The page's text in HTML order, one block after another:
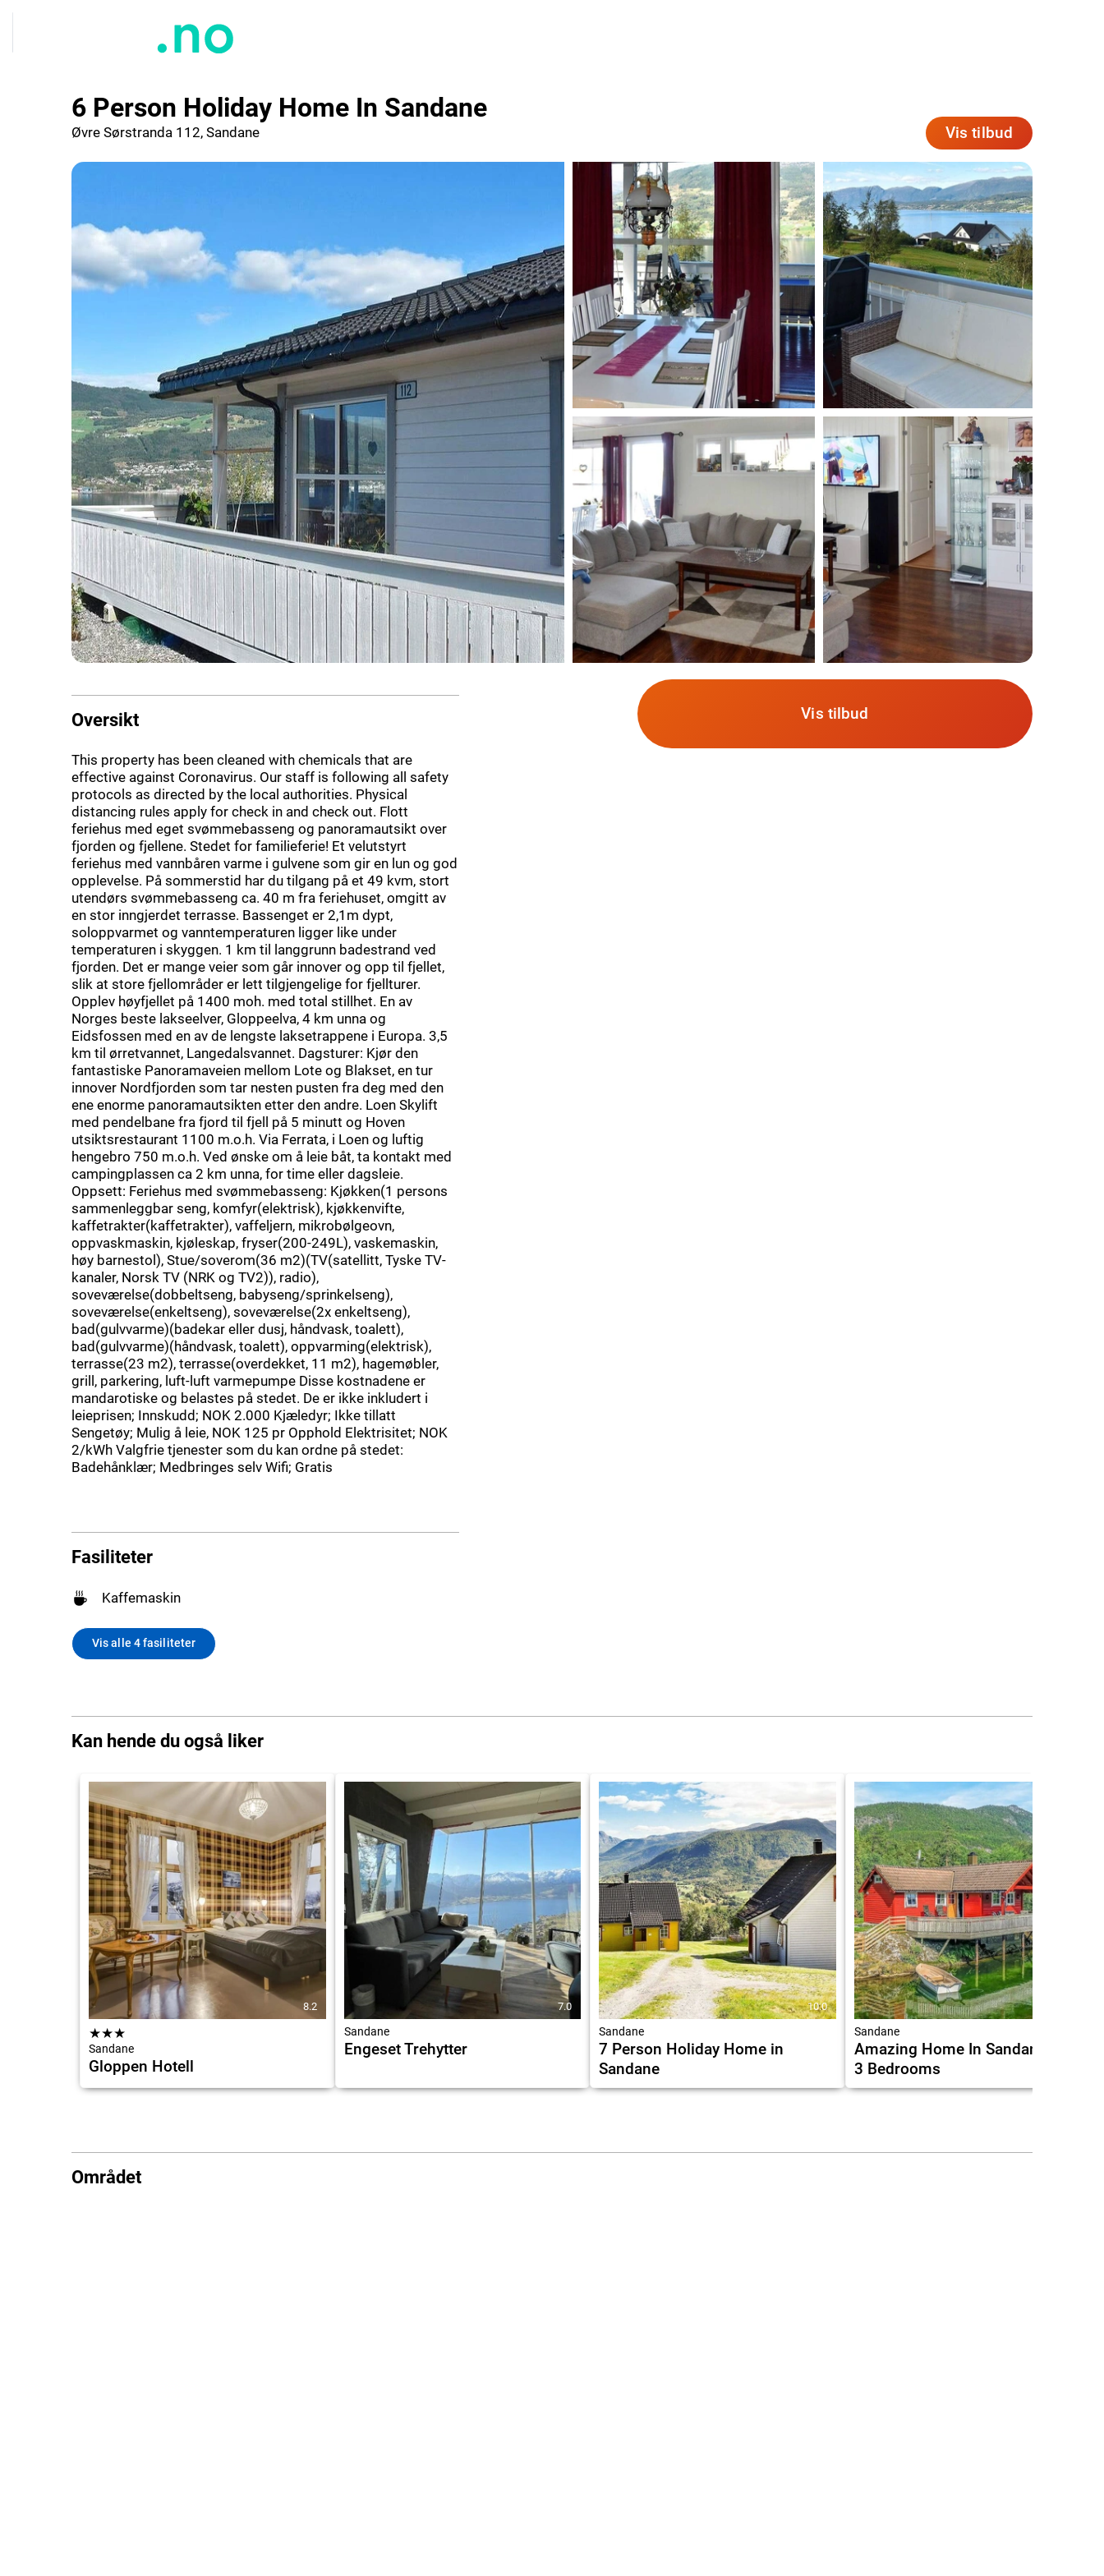
6 Person Holiday Home In Sandane
Øvre Sørstranda 112, Sandane Vis tilbud
Oversikt
This property has been cleaned with chemicals that are
effective against Coronavirus. Our staff is following all safety
protocols as directed by the local authorities. Physical
distancing rules apply for check in and check out. Flott
feriehus med eget svømmebasseng og panoramautsikt over
fjorden og fjellene. Stedet for familieferie! Et velutstyrt
feriehus med vannbåren varme i gulvene som gir en lun og god
opplevelse. På sommerstid har du tilgang på et 49 kvm, stort
utendørs svømmebasseng ca. 40 m fra feriehuset, omgitt av
en stor inngjerdet terrasse. Bassenget er 2,1m dypt,
soloppvarmet og vanntemperaturen ligger like under
temperaturen i skyggen. 1 km til langgrunn badestrand ved
fjorden. Det er mange veier som går innover og opp til fjellet,
slik at store fjellområder er lett tilgjengelige for fjellturer.
Opplev høyfjellet på 1400 moh. med total stillhet. En av
Norges beste lakseelver, Gloppeelva, 4 km unna og
Eidsfossen med en av de lengste laksetrappene i Europa. 3,5
km til ørretvannet, Langedalsvannet. Dagsturer: Kjør den
fantastiske Panoramaveien mellom Lote og Blakset, en tur
innover Nordfjorden som tar nesten pusten fra deg med den
ene enorme panoramautsikten etter den andre. Loen Skylift
med pendelbane fra fjord til fjell på 5 minutt og Hoven
utsiktsrestaurant 1100 m.o.h. Via Ferrata, i Loen og luftig
hengebro 750 m.o.h. Ved ønske om å leie båt, ta kontakt med
campingplassen ca 2 km unna, for time eller dagsleie.
Oppsett: Feriehus med svømmebasseng: Kjøkken(1 persons
sammenleggbar seng, komfyr(elektrisk), kjøkkenvifte,
kaffetrakter(kaffetrakter), vaffeljern, mikrobølgeovn,
oppvaskmaskin, kjøleskap, fryser(200-249L), vaskemaskin,
høy barnestol), Stue/soverom(36 m2)(TV(satellitt, Tyske TV-
kanaler, Norsk TV (NRK og TV2)), radio),
soveværelse(dobbeltseng, babyseng/sprinkelseng),
soveværelse(enkeltseng), soveværelse(2x enkeltseng),
bad(gulvvarme)(badekar eller dusj, håndvask, toalett),
bad(gulvvarme)(håndvask, toalett), oppvarming(elektrisk),
terrasse(23 m2), terrasse(overdekket, 11 m2), hagemøbler,
grill, parkering, luft-luft varmepumpe Disse kostnadene er
mandarotiske og belastes på stedet. De er ikke inkludert i
leieprisen; Innskudd; NOK 2.000 Kjæledyr; Ikke tillatt
Sengetøy; Mulig å leie, NOK 125 pr Opphold Elektrisitet; NOK
2/kWh Valgfrie tjenester som du kan ordne på stedet:
Badehånklær; Medbringes selv Wifi; Gratis
Fasiliteter
Kaffemaskin
Vis alle 4 fasiliteter
Vis tilbud
Kan hende du også liker
8.2
★★★
Sandane
Gloppen Hotell
7.0
Sandane
Engeset Trehytter
10.0
Sandane
7 Person Holiday Home in
Sandane
Sandane
Amazing Home In Sandane With
3 Bedrooms
Området